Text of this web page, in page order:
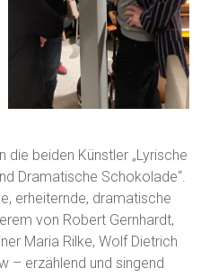
beiden Künstler „Lyrische
Dramatische Schokolade“.
erheiternde, dramatische
von Robert Gernhardt,
Maria Rilke, Wolf Dietrich
– erzählend und singend